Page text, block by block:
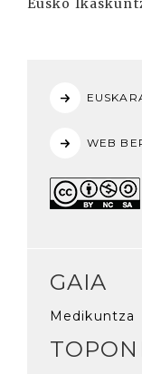
WEB
GAIA
Medikuntza